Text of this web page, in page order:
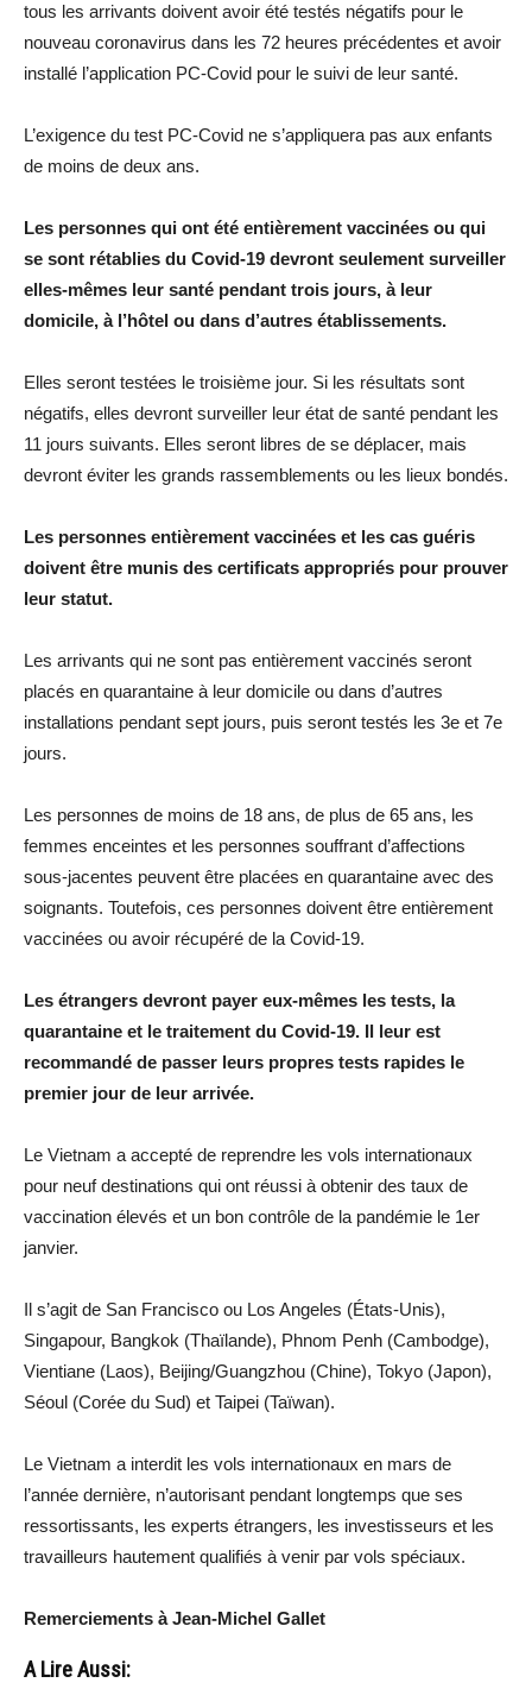
tous les arrivants doivent avoir été testés négatifs pour le
nouveau coronavirus dans les 72 heures précédentes et avoir
installé l’application PC-Covid pour le suivi de leur santé.
L’exigence du test PC-Covid ne s’appliquera pas aux enfants
de moins de deux ans.
Les personnes qui ont été entièrement vaccinées ou qui
se sont rétablies du Covid-19 devront seulement surveiller
elles-mêmes leur santé pendant trois jours, à leur
domicile, à l’hôtel ou dans d’autres établissements.
Elles seront testées le troisième jour. Si les résultats sont
négatifs, elles devront surveiller leur état de santé pendant les
11 jours suivants. Elles seront libres de se déplacer, mais
devront éviter les grands rassemblements ou les lieux bondés.
Les personnes entièrement vaccinées et les cas guéris
doivent être munis des certificats appropriés pour prouver
leur statut.
Les arrivants qui ne sont pas entièrement vaccinés seront
placés en quarantaine à leur domicile ou dans d’autres
installations pendant sept jours, puis seront testés les 3e et 7e
jours.
Les personnes de moins de 18 ans, de plus de 65 ans, les
femmes enceintes et les personnes souffrant d’affections
sous-jacentes peuvent être placées en quarantaine avec des
soignants. Toutefois, ces personnes doivent être entièrement
vaccinées ou avoir récupéré de la Covid-19.
Les étrangers devront payer eux-mêmes les tests, la
quarantaine et le traitement du Covid-19. Il leur est
recommandé de passer leurs propres tests rapides le
premier jour de leur arrivée.
Le Vietnam a accepté de reprendre les vols internationaux
pour neuf destinations qui ont réussi à obtenir des taux de
vaccination élevés et un bon contrôle de la pandémie le 1er
janvier.
Il s’agit de San Francisco ou Los Angeles (États-Unis),
Singapour, Bangkok (Thaïlande), Phnom Penh (Cambodge),
Vientiane (Laos), Beijing/Guangzhou (Chine), Tokyo (Japon),
Séoul (Corée du Sud) et Taipei (Taïwan).
Le Vietnam a interdit les vols internationaux en mars de
l’année dernière, n’autorisant pendant longtemps que ses
ressortissants, les experts étrangers, les investisseurs et les
travailleurs hautement qualifiés à venir par vols spéciaux.
Remerciements à Jean-Michel Gallet
A Lire Aussi: